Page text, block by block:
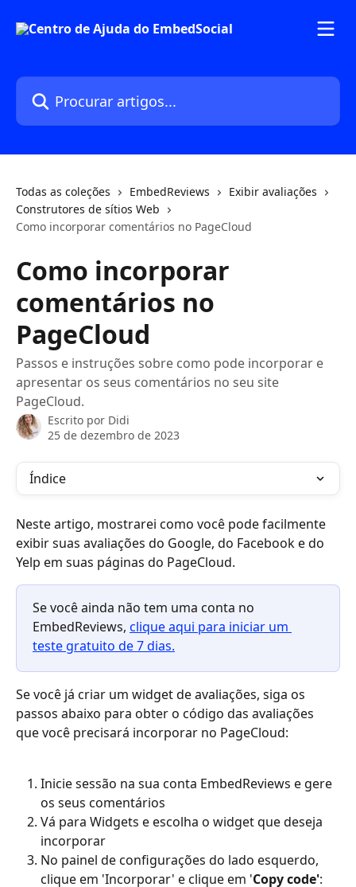
Procurar artigos...
Todas as coleções EmbedReviews
Exibir avaliações
Construtores de sítios Web
Como incorporar comentários no PageCloud
Como incorporar
comentários no
PageCloud
Passos e instruções sobre como pode incorporar e
apresentar os seus comentários no seu site
PageCloud.
Escrito por Didi
25 de dezembro de 2023
Índice
Neste artigo, mostrarei como você pode facilmente
exibir suas avaliações do Google, do Facebook e do
Yelp em suas páginas do PageCloud.
Se você ainda não tem uma conta no
EmbedReviews, clique aqui para iniciar um
teste gratuito de 7 dias.
Se você já criar um widget de avaliações, siga os
passos abaixo para obter o código das avaliações
que você precisará incorporar no PageCloud:
Inicie sessão na sua conta EmbedReviews e gere
os seus comentários
Vá para Widgets e escolha o widget que deseja
incorporar
No painel de configurações do lado esquerdo,
clique em 'Incorporar' e clique em 'Copy code':